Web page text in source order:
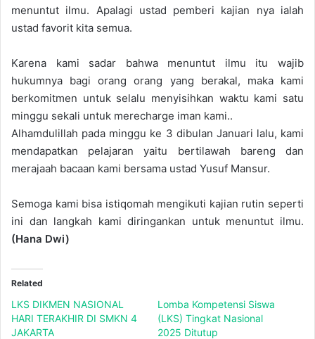
menuntut ilmu. Apalagi ustad pemberi kajian nya ialah
ustad favorit kita semua.
Karena kami sadar bahwa menuntut ilmu itu wajib
hukumnya bagi orang orang yang berakal, maka kami
berkomitmen untuk selalu menyisihkan waktu kami satu
minggu sekali untuk merecharge iman kami..
Alhamdulillah pada minggu ke 3 dibulan Januari lalu, kami
mendapatkan pelajaran yaitu bertilawah bareng dan
merajaah bacaan kami bersama ustad Yusuf Mansur.
Semoga kami bisa istiqomah mengikuti kajian rutin seperti
ini dan langkah kami diringankan untuk menuntut ilmu.
(Hana Dwi)
Related
LKS DIKMEN NASIONAL
HARI TERAKHIR DI SMKN 4
JAKARTA
Lomba Kompetensi Siswa
(LKS) Tingkat Nasional
2025 Ditutup